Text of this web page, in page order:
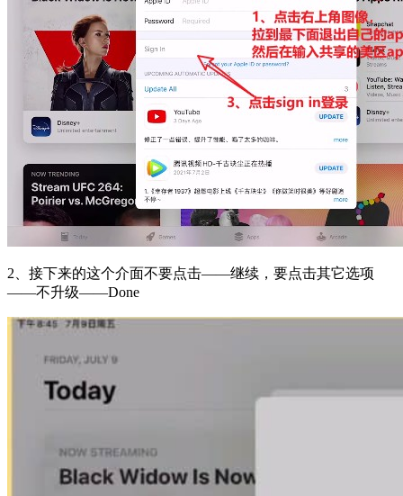
2、接下来的这个介面不要点击——继续，要点击其它选项
——不升级——Done